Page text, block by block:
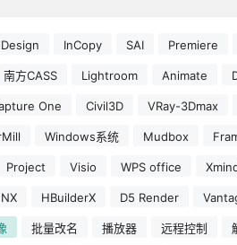
InCopy SAI Premiere
南方CASS Lightroom Animate
One Civil3D VRay-3Dmax
Windows系统 Mudbox
Project Visio WPS office
HBuilderX D5 Render
批量改名 播放器 远程控制